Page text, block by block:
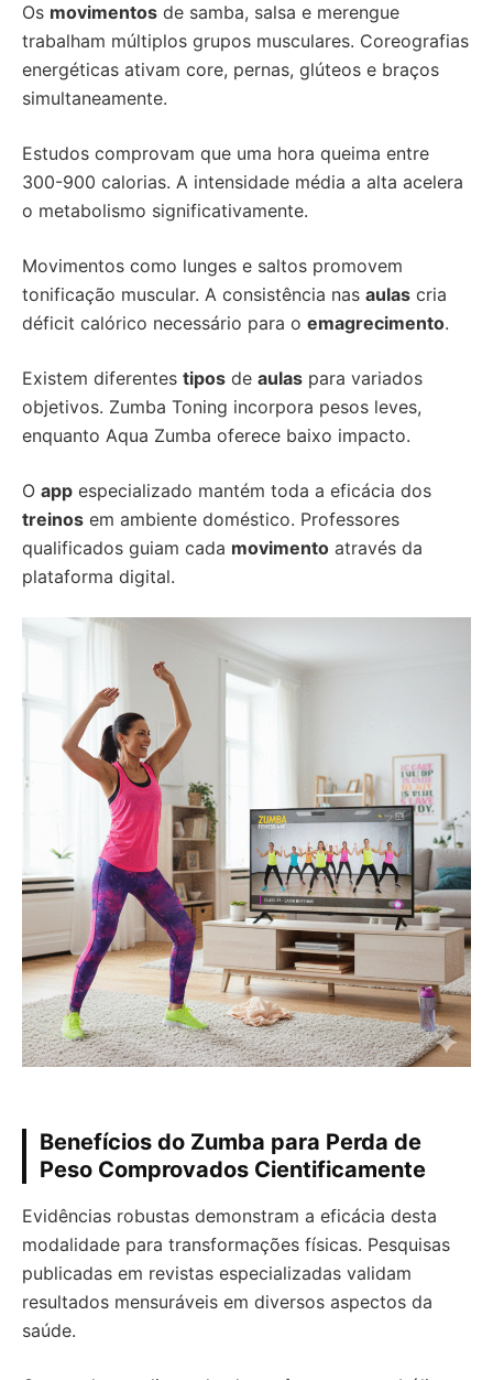
Os movimentos de samba, salsa e merengue
trabalham múltiplos grupos musculares. Coreografias
energéticas ativam core, pernas, glúteos e braços
simultaneamente.
Estudos comprovam que uma hora queima entre
300-900 calorias. A intensidade média a alta acelera
o metabolismo significativamente.
Movimentos como lunges e saltos promovem
tonificação muscular. A consistência nas aulas cria
déficit calórico necessário para o emagrecimento.
Existem diferentes tipos de aulas para variados
objetivos. Zumba Toning incorpora pesos leves,
enquanto Aqua Zumba oferece baixo impacto.
O app especializado mantém toda a eficácia dos
treinos em ambiente doméstico. Professores
qualificados guiam cada movimento através da
plataforma digital.
Benefícios do Zumba para Perda de
Peso Comprovados Cientificamente
Evidências robustas demonstram a eficácia desta
modalidade para transformações físicas. Pesquisas
publicadas em revistas especializadas validam
resultados mensuráveis em diversos aspectos da
saúde.